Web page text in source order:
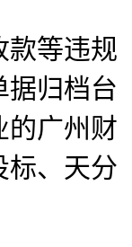
等违规
据归档台
的广州财
标、天分